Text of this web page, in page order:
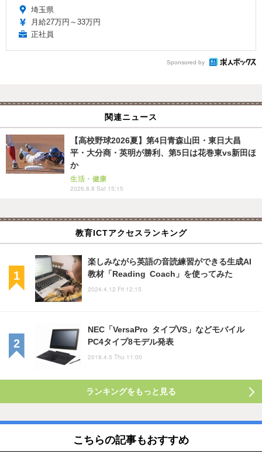
埼玉県
月給27万円～33万円
正社員
Sponsored by
関連ニュース
【高校野球2026夏】第4日青森山田・東日大昌
平・大分商・英明が勝利、第5日は花巻東vs新田ほ
か
生活・健康
2026.8.8 Sat 15:15
教育ICTアクセスランキング
楽しみながら英語の音読練習ができる生成AI
教材「Reading Coach」を使ってみた
2024.4.12 Fri 12:15
NEC「VersaPro タイプVS」などモバイル
PC4タイプ8モデル発表
2018.4.5 Thu 11:00
ランキングをもっと見る
こちらの記事もおすすめ